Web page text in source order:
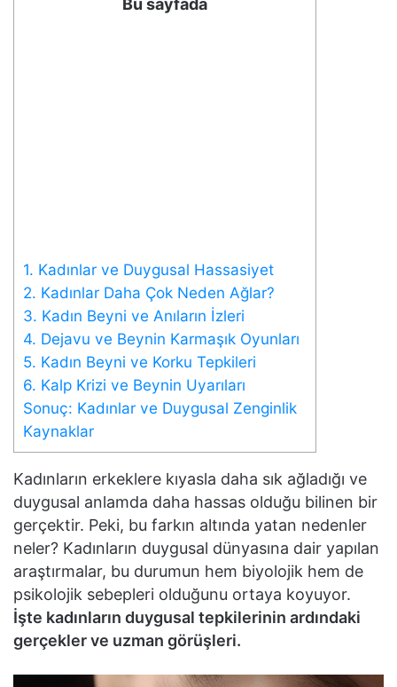
Bu sayfada
1. Kadınlar ve Duygusal Hassasiyet
2. Kadınlar Daha Çok Neden Ağlar?
3. Kadın Beyni ve Anıların İzleri
4. Dejavu ve Beynin Karmaşık Oyunları
5. Kadın Beyni ve Korku Tepkileri
6. Kalp Krizi ve Beynin Uyarıları
Sonuç: Kadınlar ve Duygusal Zenginlik
Kaynaklar
Kadınların erkeklere kıyasla daha sık ağladığı ve
duygusal anlamda daha hassas olduğu bilinen bir
gerçektir. Peki, bu farkın altında yatan nedenler
neler? Kadınların duygusal dünyasına dair yapılan
araştırmalar, bu durumun hem biyolojik hem de
psikolojik sebepleri olduğunu ortaya koyuyor.
İşte kadınların duygusal tepkilerinin ardındaki
gerçekler ve uzman görüşleri.